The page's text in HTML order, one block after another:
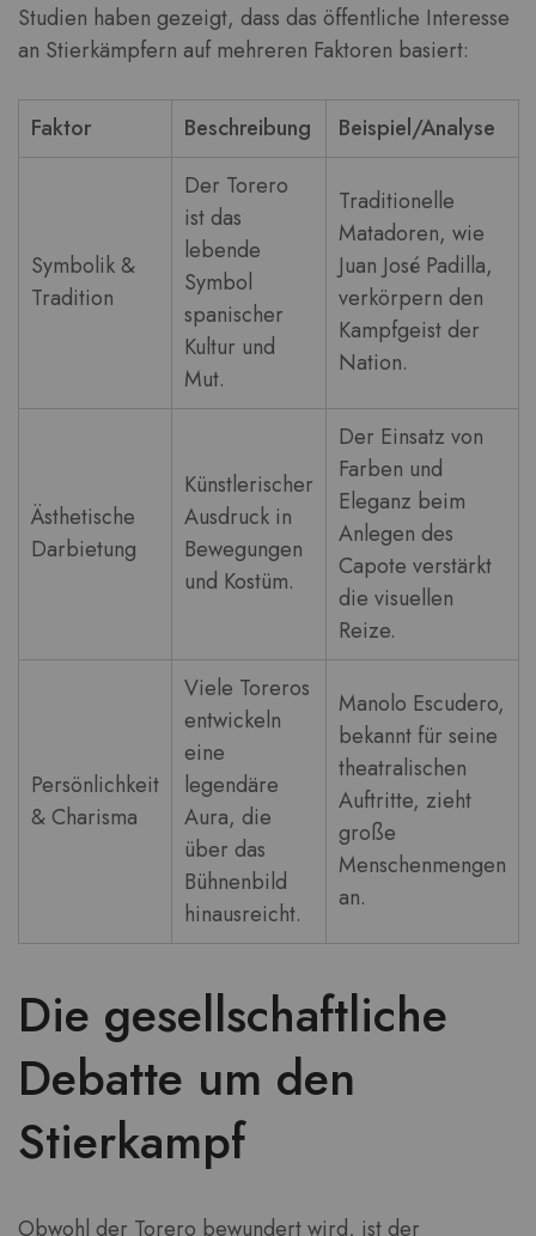
Studien haben gezeigt, dass das öffentliche Interesse
an Stierkämpfern auf mehreren Faktoren basiert:
Faktor Beschreibung Beispiel/Analyse
Symbolik &
Tradition
Der Torero
ist das
lebende
Symbol
spanischer
Kultur und
Mut.
Traditionelle
Matadoren, wie
Juan José Padilla,
verkörpern den
Kampfgeist der
Nation.
Ästhetische
Darbietung
Künstlerischer
Ausdruck in
Bewegungen
und Kostüm.
Der Einsatz von
Farben und
Eleganz beim
Anlegen des
Capote verstärkt
die visuellen
Reize.
Persönlichkeit
& Charisma
Viele Toreros
entwickeln
eine
legendäre
Aura, die
über das
Bühnenbild
hinausreicht.
Manolo Escudero,
bekannt für seine
theatralischen
Auftritte, zieht
große
Menschenmengen
an.
Die gesellschaftliche
Debatte um den
Stierkampf
Obwohl der Torero bewundert wird, ist der